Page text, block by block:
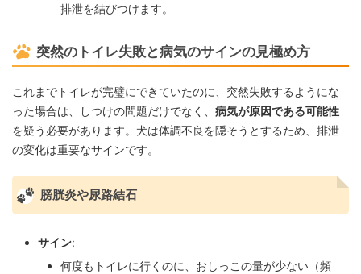
排泄を結びつけます。
突然のトイレ失敗と病気のサインの見極め方
これまでトイレが完璧にできていたのに、突然失敗するようにな
った場合は、しつけの問題だけでなく、 病気が原因である可能性
を疑う必要があります。犬は体調不良を隠そうとするため、排泄
の変化は重要なサインです。
膀胱炎や尿路結石
サイン:
何度もトイレに行くのに、おしっこの量が少ない（頻